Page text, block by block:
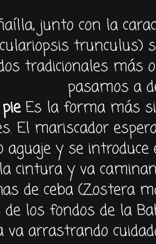
junto con la
trunculus)
tradicionales más
pasamos a
Es la forma más
El mariscador
aguaje y se
cintura y va
de ceba (Zostera
de los fondos de la
va arrastrando